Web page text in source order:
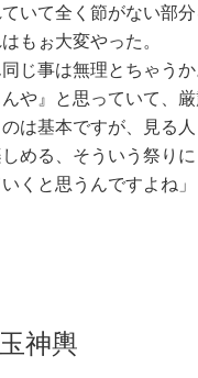
いて全く節がない部
もぉ大変やった。
じ事は無理とちゃう
や』と思っていて、
は基本ですが、見る
める、そういう祭り
くと思うんですよね」
神輿